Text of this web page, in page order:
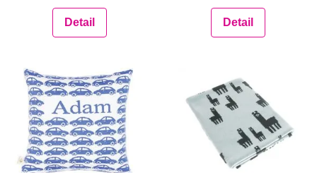
Detail Detail